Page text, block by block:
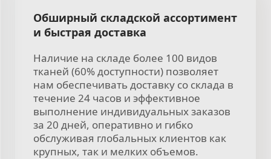
Обширный складской ассортимент
и быстрая доставка
Наличие на складе более 100 видов
тканей (60% доступности) позволяет
нам обеспечивать доставку со склада в
течение 24 часов и эффективное
выполнение индивидуальных заказов
за 20 дней, оперативно и гибко
обслуживая глобальных клиентов как
крупных, так и мелких объемов.